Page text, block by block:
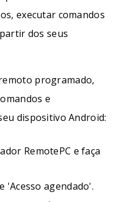
executar comandos
dos seus
programado,
e
dispositivo Android:
RemotePC e faça
'Acesso agendado'.